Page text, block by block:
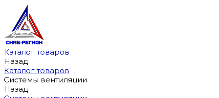
Каталог товаров
Назад
Каталог товаров
Системы вентиляции
Назад